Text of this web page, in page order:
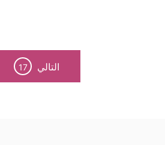
التالي 17